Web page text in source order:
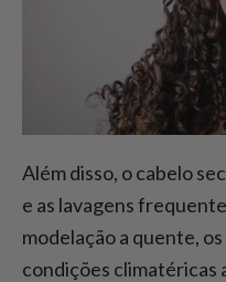
Além disso, o cabelo
e as lavagens
modelação a quente,
condições climatéricas